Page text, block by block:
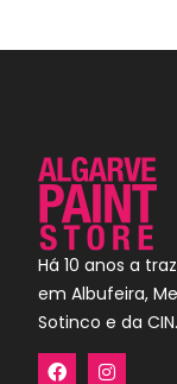
Há 10 anos a
em Albufeira,
Sotinco e da